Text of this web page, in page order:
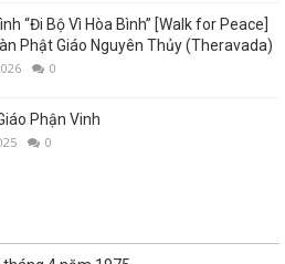
“Đi Bộ Vì Hòa Bình” [Walk for Peace]
Phật Giáo Nguyên Thủy (Theravada)
0
Phận Vinh
0